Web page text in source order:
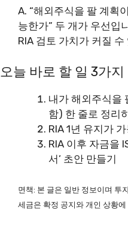
A. “해외주식을 팔 계획
능한가” 두 개가 우선입
RIA 검토 가치가 커질 수
오늘 바로 할 일 3가지
내가 해외주식을
함) 한 줄로 정리
RIA 1년 유지가
RIA 이후 자금을
서’ 초안 만들기
면책: 본 글은 일반 정보이며 투
세금은 확정 공지와 개인 상황